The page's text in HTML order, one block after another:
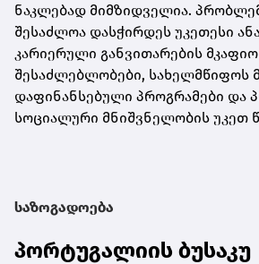
ნაკლებად მიმზიდველია.
შესაძლოა დასჭირდეს უკეთესი
კარიერული განვითარების მკაფიო
შესაძლებლობები, სახელმწიფოს
დაფინანსებული პროგრამები და
სოციალური მნიშვნელობის უკეთ
საზოგადოება
პორტუგალიის ბუსაკუ